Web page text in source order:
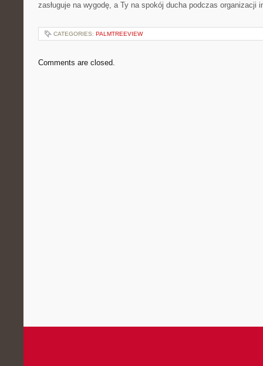
zasługuje na wygodę, a Ty na spokój ducha podczas organizacji
CATEGORIES: PALMTREEVIEW
Comments are closed.